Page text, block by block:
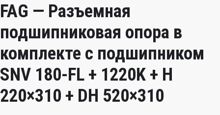
FAG — Разъемная
подшипниковая опора в
комплекте с подшипником
SNV 180-FL + 1220K + H
220×310 + DH 520×310